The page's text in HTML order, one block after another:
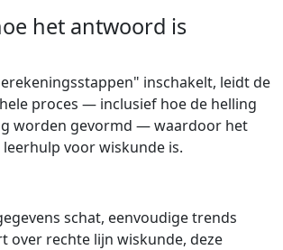
het antwoord is
inschakelt, leidt de
proces — inclusief hoe de helling
worden gevormd — waardoor het
voor wiskunde is.
schat, eenvoudige trends
over rechte lijn wiskunde, deze